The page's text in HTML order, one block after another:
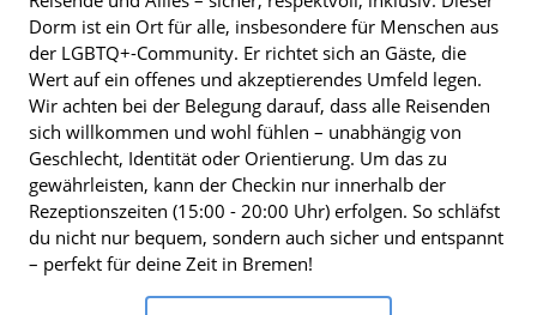
Dorm ist ein Ort für alle, insbesondere für Menschen aus
der LGBTQ+-Community. Er richtet sich an Gäste, die
Wert auf ein offenes und akzeptierendes Umfeld legen.
Wir achten bei der Belegung darauf, dass alle Reisenden
sich willkommen und wohl fühlen – unabhängig von
Geschlecht, Identität oder Orientierung. Um das zu
gewährleisten, kann der Checkin nur innerhalb der
Rezeptionszeiten (15:00 - 20:00 Uhr) erfolgen. So schläfst
du nicht nur bequem, sondern auch sicher und entspannt
– perfekt für deine Zeit in Bremen!